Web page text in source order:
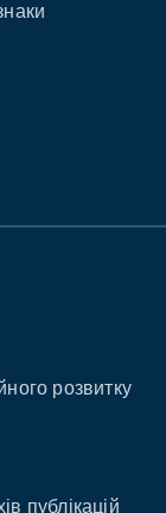
розвитку
публікацій